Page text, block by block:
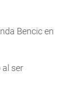
Bencic en
al ser